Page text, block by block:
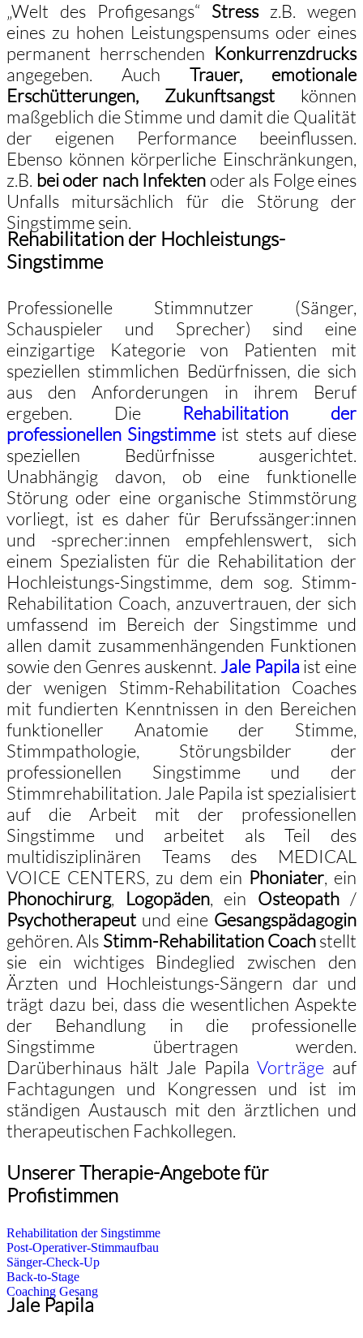
„Welt des Profigesangs“ Stressz.B. wegen
eines zu hohen Leistungspensums oder eines
permanent herrschenden Konkurrenzdrucks
angegeben. Auch Trauer, emotionale
Erschütterungen, Zukunftsangst können
maßgeblich die Stimme und damit die Qualität
der eigenen Performance beeinflussen.
Ebenso können körperliche Einschränkungen,
z.B. bei oder nach Infekten oder als Folge eines
Unfalls mitursächlich für die Störung der
Singstimme sein.
Rehabilitation der Hochleistungs-
Singstimme
Professionelle Stimmnutzer (Sänger,
Schauspieler und Sprecher) sind eine
einzigartige Kategorie von Patienten mit
speziellen stimmlichen Bedürfnissen, die sich
aus den Anforderungen in ihrem Beruf
ergeben. Die Rehabilitation der
professionellen Singstimme ist stets auf diese
speziellen Bedürfnisse ausgerichtet.
Unabhängig davon, ob eine funktionelle
Störung oder eine organische Stimmstörung
vorliegt, ist es daher für Berufssänger:innen
und -sprecher:innen empfehlenswert, sich
einem Spezialisten für die Rehabilitation der
Hochleistungs-Singstimme, dem sog. Stimm-
Rehabilitation Coach, anzuvertrauen, der sich
umfassend im Bereich der Singstimme und
allen damit zusammenhängenden Funktionen
sowie den Genres auskennt. Jale Papilaist eine
der wenigen Stimm-Rehabilitation Coaches
mit fundierten Kenntnissen in den Bereichen
funktioneller Anatomie der Stimme,
Stimmpathologie, Störungsbilder der
professionellen Singstimme und der
Stimmrehabilitation. Jale Papila ist spezialisiert
auf die Arbeit mit der professionellen
Singstimme und arbeitet als Teil des
multidisziplinären Teams des MEDICAL
VOICE CENTERS, zu dem ein Phoniater, ein
Phonochirurg, Logopäden, ein Osteopath/
Psychotherapeut und eine Gesangspädagogin
gehören. Als Stimm-Rehabilitation Coachstellt
sie ein wichtiges Bindeglied zwischen den
Ärzten und Hochleistungs-Sängern dar und
trägt dazu bei, dass die wesentlichen Aspekte
der Behandlung in die professionelle
Singstimme übertragen werden.
Darüberhinaus hält Jale PapilaVorträge auf
Fachtagungen und Kongressen und ist im
ständigen Austausch mit den ärztlichen und
therapeutischen Fachkollegen.
Unserer Therapie-Angebote für
Profistimmen
Rehabilitation der Singstimme
Post-Operativer-Stimmaufbau
Sänger-Check-Up
Back-to-Stage
Coaching Gesang
Jale Papila